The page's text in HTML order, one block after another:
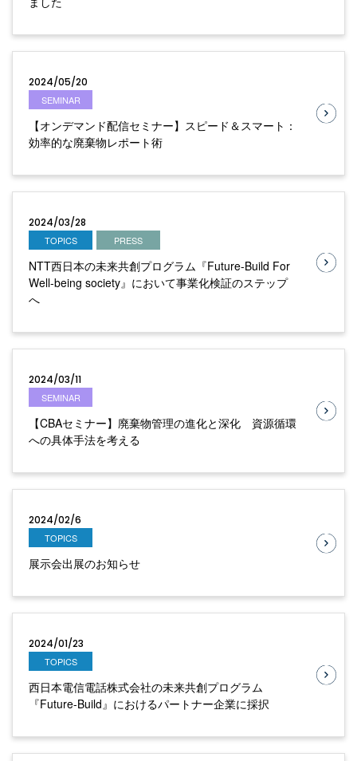
2024/05/20
SEMINAR
【オンデマンド配信セミナー】スピード＆スマート：
効率的な廃棄物レポート術
2024/03/28
TOPICS PRESS
NTT西日本の未来共創プログラム『Future-Build For
Well-being society』において事業化検証のステップ
へ
2024/03/11
SEMINAR
【CBAセミナー】廃棄物管理の進化と深化 資源循環
への具体手法を考える
2024/02/6
TOPICS
展示会出展のお知らせ
2024/01/23
TOPICS
西日本電信電話株式会社の未来共創プログラム
『Future-Build』におけるパートナー企業に採択